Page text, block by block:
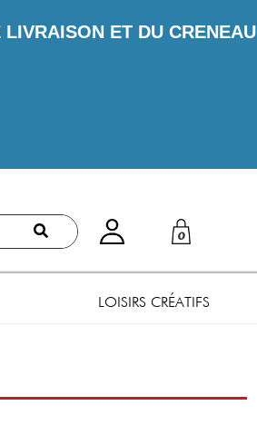
ET DU CRENEAU
0
LOISIRS CRÉATIFS